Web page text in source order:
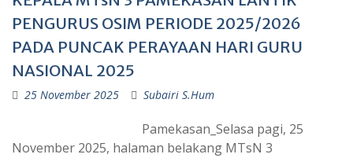
PENGURUS OSIM PERIODE 2025/2026
PADA PUNCAK PERAYAAN HARI GURU
NASIONAL 2025
25 November 2025 Subairi S.Hum
Pamekasan_Selasa pagi, 25
November 2025, halaman belakang MTsN 3